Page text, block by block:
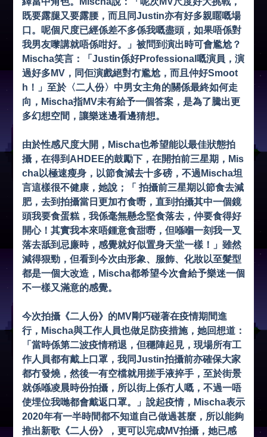
既要露腿又要露腰，而且同Justin亦有好多親䁥嘅場
口。呢個尺度已經係差不多係我嘅盡頭，如果唔係對
我男友嚟講就唔係咁好。」被問到演出時可會尷尬？
Mischa笑言：「Justin係好Professional嘅演員，演
過好多MV，同佢演戲絕對冇尷尬，而且仲好Smoot
h！」至於〈二人份〉中男女主角的關係最終如何走
向，Mischa指MV未有給予一個答案，是為了騰出更
多幻想空間，讓樂迷邊看邊猜想。
由於性感尺度大開，Mischa也希望能以最佳狀態拍
攝，在得到AHDEE的鼓勵下，在開拍前三星期，Mis
cha以極速瘦身，以節食減去十多磅，不過Mischa坦
言這樣很不健康，她說；「 拍攝前三星期以節食去減
肥，去到拍攝當日更加冇食嘢，直到拍攝其中一個鏡
頭我要食蛋糕，我係毫無懸念堅食落去，仲要食得好
開心！其實我本來唔鍾意食甜嘢，但喺嗰一刻我一叉
落去舐到忌廉時，感覺就好似置身天堂一樣！」雖然
減得狠勁，但看到今次由形象、服飾、化妝以至髮型
都是一個大改造，Mischa都希望今次會給予樂迷一個
不一樣又滿意的感覺。
今次拍攝《二人份》的MV剛巧碰著在疫情期間進
行，Mischa與工作人員也做足防疫措施，她回想道：
「當時係第二波疫情稍退，但穩陣起見，現場所有工
作人員都有戴上口罩，我同Justin拍攝前亦確保大家
都冇發燒，然後一有空檔就用搓手液捽手，至於街景
就係喺凌晨時份拍攝，所以街上係冇人嘅，不過一唔
使埋位我哋都會戴返口罩。」說起疫情，Mischa表示
2020年有一半時間都不知道自己做過甚麼，所以能夠
推出新歌《二人份》，更可以完成MV拍攝，她已感